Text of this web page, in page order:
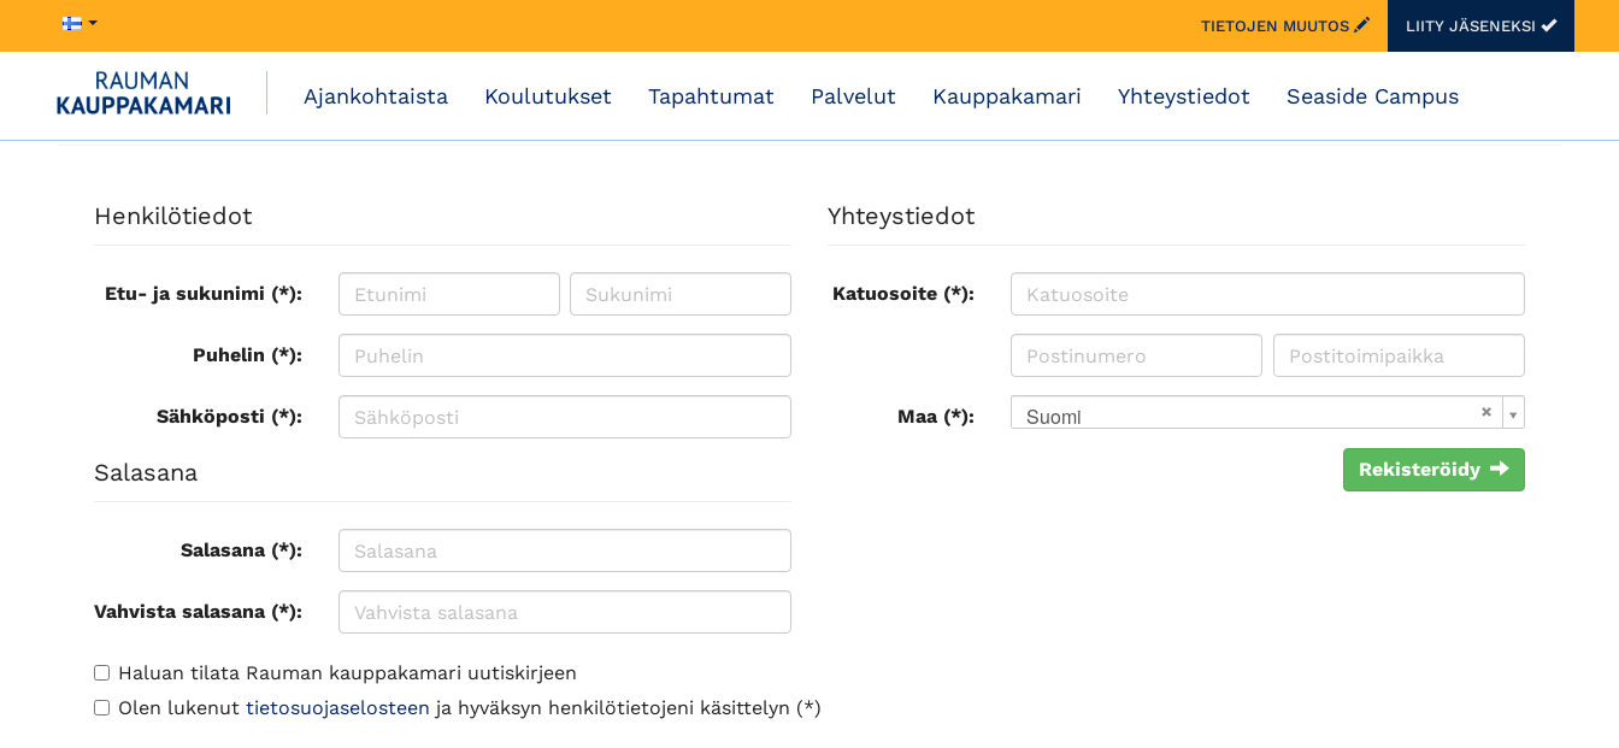
TIETOJEN MUUTOS LIITY JÄSENEKSI
Ajankohtaista Koulutukset Tapahtumat Palvelut Kauppakamari Yhteystiedot Seaside Campus
Henkilötiedot
Etu- ja sukunimi (*):
Puhelin (*):
Sähköposti (*):
Salasana
Salasana (*):
Vahvista salasana (*):
Yhteystiedot
Katuosoite (*):
Maa (*): Suomi
Rekisteröidy
Haluan tilata Rauman kauppakamari uutiskirjeen
Olen lukenut tietosuojaselosteen ja hyväksyn henkilötietojeni käsittelyn (*)